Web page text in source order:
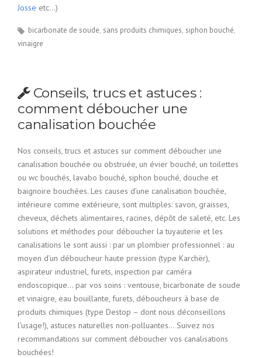
Josse etc…)
bicarbonate de soude sans produits chimiques siphon bouché
vinaigre
Conseils, trucs et astuces :
comment déboucher une
canalisation bouchée
Nos conseils, trucs et astuces sur comment déboucher une
canalisation bouchée ou obstruée, un évier bouché, un toilettes
ou wc bouchés, lavabo bouché, siphon bouché, douche et
baignoire bouchées. Les causes d’une canalisation bouchée,
intérieure comme extérieure, sont multiples: savon, graisses,
cheveux, déchets alimentaires, racines, dépôt de saleté, etc. Les
solutions et méthodes pour déboucher la tuyauterie et les
canalisations le sont aussi : par un plombier professionnel : au
moyen d’un déboucheur haute pression (type Karchër),
aspirateur industriel, furets, inspection par caméra
endoscopique… par vos soins : ventouse, bicarbonate de soude
et vinaigre, eau bouillante, furets, déboucheurs à base de
produits chimiques (type Destop – dont nous déconseillons
l’usage!), astuces naturelles non-polluantes… Suivez nos
recommandations sur comment déboucher vos canalisations
bouchées!